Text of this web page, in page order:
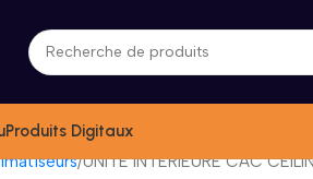
Produits Digitaux
UNITE INTERIEURE CAC